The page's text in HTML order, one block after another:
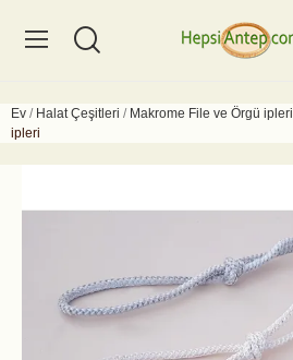
Ev Halat Çeşitleri Makrome File ve Örgü ipleri
ipleri